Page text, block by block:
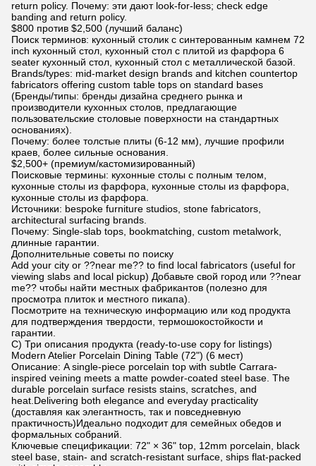
return policy. Почему: эти дают look-for-less; check edge
banding and return policy.
$800 против $2,500 (лучший баланс)
Поиск терминов: кухонный столик с синтерованным камнем 72
inch кухонный стол, кухонный стол с плитой из фарфора 6
seater кухонный стол, кухонный стол с металлической базой.
Brands/types: mid-market design brands and kitchen countertop
fabricators offering custom table tops on standard bases
(Бренды/типы: бренды дизайна среднего рынка и
производители кухонных столов, предлагающие
пользовательские столовые поверхности на стандартных
основаниях).
Почему: более толстые плиты (6-12 мм), лучшие профили
краев, более сильные основания.
$2,500+ (премиум/кастомизированный)
Поисковые термины: кухонные столы с полным телом,
кухонные столы из фарфора, кухонные столы из фарфора,
кухонные столы из фарфора.
Источники: bespoke furniture studios, stone fabricators,
architectural surfacing brands.
Почему: Single-slab tops, bookmatching, custom metalwork,
длинные гарантии.
Дополнительные советы по поиску
Add your city or ??near me?? to find local fabricators (useful for
viewing slabs and local pickup) Добавьте свой город или ??near
me?? чтобы найти местных фабрикантов (полезно для
просмотра плиток и местного пикапа).
Посмотрите на техническую информацию или код продукта
для подтверждения твердости, термошокостойкости и
гарантии.
C) Три описания продукта (ready-to-use copy for listings)
Modern Atelier Porcelain Dining Table (72") (6 мест)
Описание: A single-piece porcelain top with subtle Carrara-
inspired veining meets a matte powder-coated steel base. The
durable porcelain surface resists stains, scratches, and
heat.Delivering both elegance and everyday practicality
(доставляя как элегантность, так и повседневную
практичность)Идеально подходит для семейных обедов и
формальных собраний.
Ключевые спецификации: 72" × 36" top, 12mm porcelain, black
steel base, stain- and scratch-resistant surface, ships flat-packed